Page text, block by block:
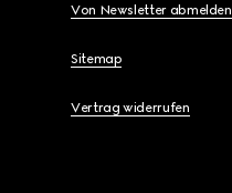
Von Newsletter abmelden
Sitemap
Vertrag widerrufen